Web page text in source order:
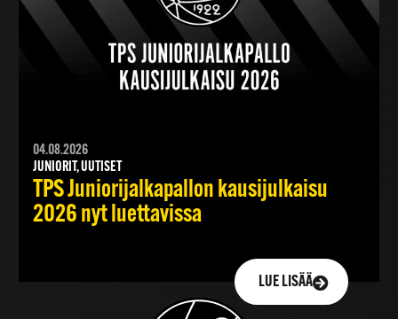
04.08.2026
JUNIORIT, UUTISET
TPS Juniorijalkapallon kausijulkaisu
2026 nyt luettavissa
LUE LISÄÄ